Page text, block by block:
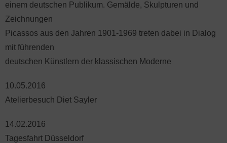
einem deutschen Publikum. Gemälde, Skulpturen und
Zeichnungen
Picassos aus den Jahren 1901-1969 treten dabei in Dialog
mit führenden
deutschen Künstlern der klassischen Moderne
10.05.2016
Atelierbesuch Diet Sayler
14.02.2016
Tagesfahrt Düsseldorf